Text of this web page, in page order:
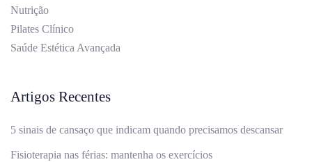
Nutrição
Pilates Clínico
Saúde Estética Avançada
Artigos Recentes
5 sinais de cansaço que indicam quando precisamos descansar
Fisioterapia nas férias: mantenha os exercícios